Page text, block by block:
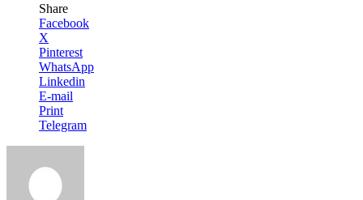
Share
Facebook
X
Pinterest
WhatsApp
Linkedin
E-mail
Print
Telegram